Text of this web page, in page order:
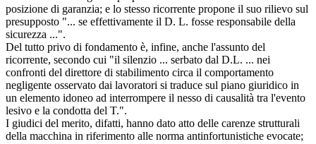
posizione di garanzia; e lo stesso ricorrente propone il suo rilievo sul
presupposto "... se effettivamente il D. L. fosse responsabile della
sicurezza ...".
Del tutto privo di fondamento è, infine, anche l'assunto del
ricorrente, secondo cui "il silenzio ... serbato dal D.L. ... nei
confronti del direttore di stabilimento circa il comportamento
negligente osservato dai lavoratori si traduce sul piano giuridico in
un elemento idoneo ad interrompere il nesso di causalità tra l'evento
lesivo e la condotta del T.".
I giudici del merito, difatti, hanno dato atto delle carenze strutturali
della macchina in riferimento alle norma antinfortunistiche evocate;